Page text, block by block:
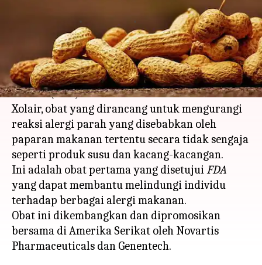
Apa ceritanya
Badan Pengawas Obat dan Makanan Amerika
Serikat(FDA)telah memberikan izin untuk
Xolair, obat yang dirancang untuk mengurangi
reaksi alergi parah yang disebabkan oleh
paparan makanan tertentu secara tidak sengaja
seperti produk susu dan kacang-kacangan.
Ini adalah obat pertama yang disetujuiFDA
yang dapat membantu melindungi individu
terhadap berbagai alergi makanan.
Obat ini dikembangkan dan dipromosikan
bersama di Amerika Serikat oleh Novartis